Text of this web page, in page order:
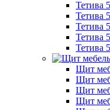
Тетива
Тетива
Тетива
Тетива
Тетива
Щит
Щит
Щит
Щит